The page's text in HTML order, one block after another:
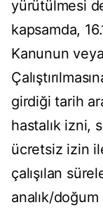
yürütülmesi
kapsamda,
Kanunun
girdiği tarih
hastalık izni,
ücretsiz izin
çalışılan
analık/